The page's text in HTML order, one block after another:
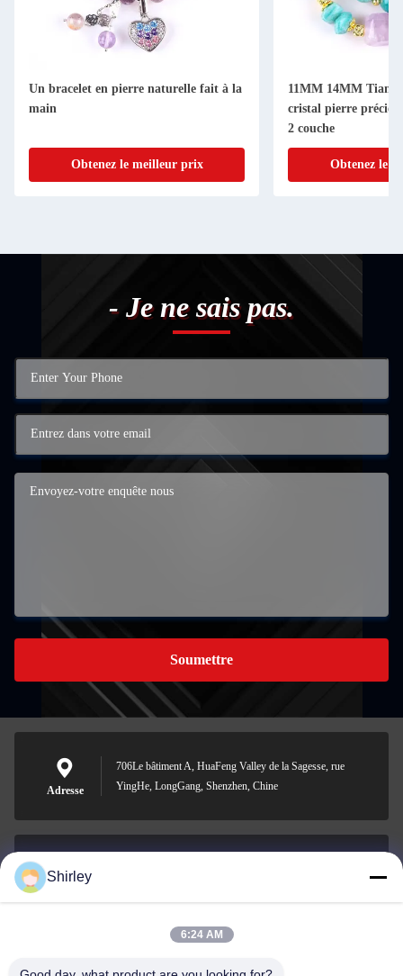
Un bracelet en pierre naturelle fait à la
main
Obtenez le meilleur prix
11MM 14MM
cristal pierre
2 couche
Obtenez le
- Je ne sais pas.
Soumettre
Adresse
706Le bâtiment A, HuaFeng Valley de la Sagesse, rue
YingHe, LongGang, Shenzhen, Chine
Shirley
6:24 AM